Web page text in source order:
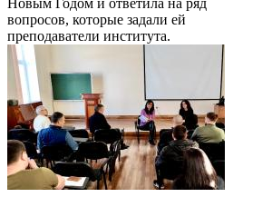
вопросов, которые задали ей
преподаватели института.